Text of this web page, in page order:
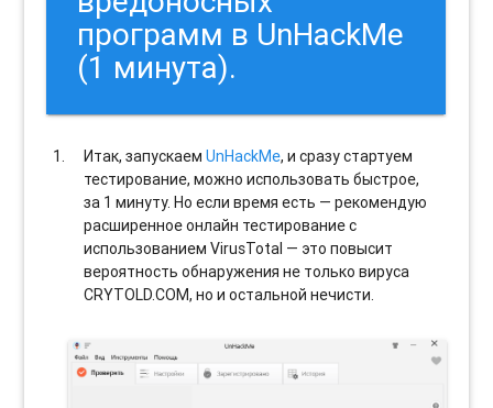
программ в UnHackMe
(1 минута).
Итак, запускаемUnHackMe, и сразу стартуем
тестирование, можно использовать быстрое,
за 1 минуту. Но если время есть — рекомендую
расширенное онлайн тестирование с
использованием VirusTotal — это повысит
вероятность обнаружения не только вируса
CRYTOLD.COM, но и остальной нечисти.